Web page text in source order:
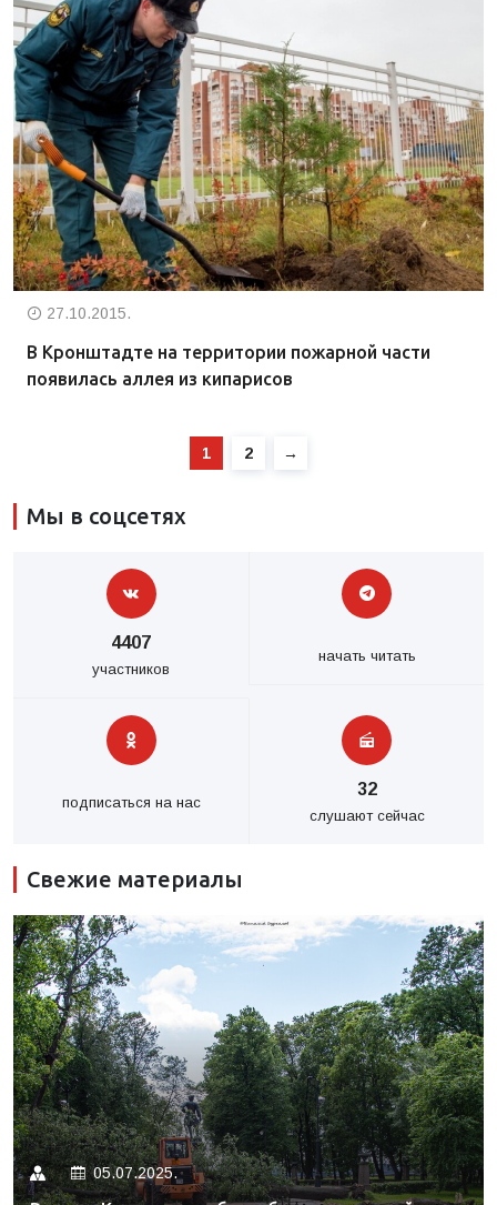
27.10.2015.
В Кронштадте на территории пожарной части
появилась аллея из кипарисов
1 2 →
Мы в соцсетях
4407
участников
начать читать
подписаться на нас
32
слушают сейчас
Свежие материалы
05.07.2025.